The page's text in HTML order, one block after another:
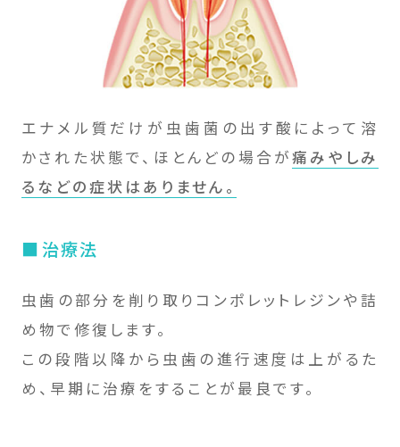
エナメル質だけが虫歯菌の出す酸によって溶
かされた状態で、ほとんどの場合が痛みやしみ
るなどの症状はありません。
治療法
虫歯の部分を削り取りコンポレットレジンや詰
め物で修復します。
この段階以降から虫歯の進行速度は上がるた
め、早期に治療をすることが最良です。